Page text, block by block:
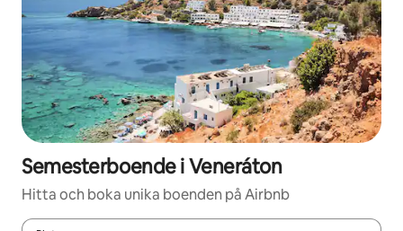
Semesterboende i Veneráton
Hitta och boka unika boenden på Airbnb